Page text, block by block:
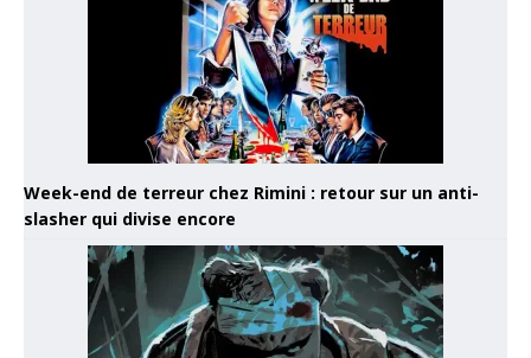
Week-end de terreur chez Rimini : retour sur un anti-
slasher qui divise encore